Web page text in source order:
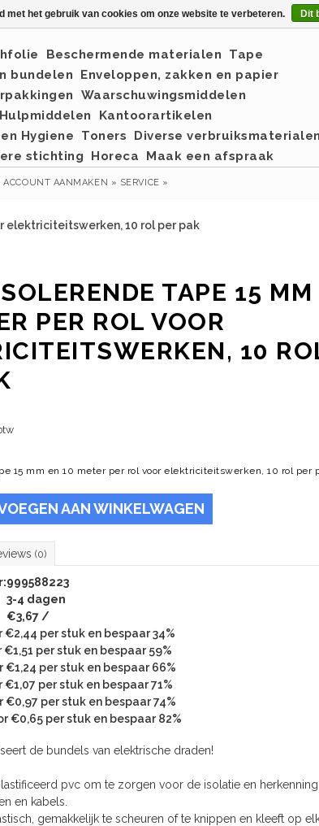
Beschermende materialen
Tape
bundelen
Enveloppen, zakken en papier
Waarschuwingsmiddelen
Kantoorartikelen
Hygiene
Toners
Diverse
stichting
Horeca Maak een afspraak
ACCOUNT AANMAKEN » SERVICE »
elektriciteitswerken, 10 rol per pak
TAPE 15 MM
PER ROL VOOR
10
15 mm en 10 meter per rol voor elektriciteitswerken, 10 rol per
AAN WINKELWAGEN
(0)
999588223
3-4 dagen
€3,67 /
€2,44 per stuk en bespaar 34%
€1,51 per stuk en bespaar 59%
€1,24 per stuk en bespaar 66%
€1,07 per stuk en bespaar 71%
€0,97 per stuk en bespaar 74%
€0,65 per stuk en bespaar 82%
de bundels van elektrische draden!
pvc om te zorgen voor de isolatie en
en kabels.
gemakkelijk te scheuren of te knippen en kleeft op
met het gebruik van cookies om onze website te verbeteren. Dit